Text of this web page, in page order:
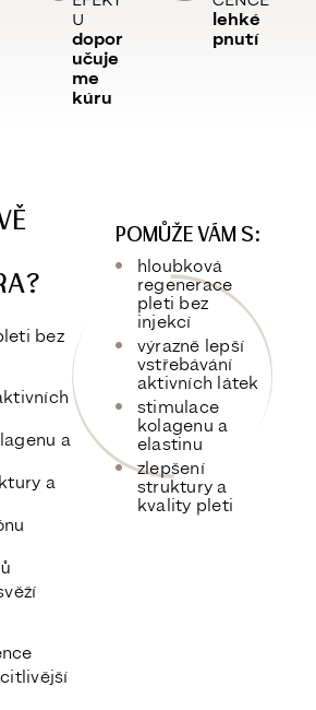
U
dopor
učuje
me
kúru
lehké
pnutí
bez
a
a
POMŮŽE VÁM S:
hloubková
regenerace
pleti bez
injekcí
výrazně lepší
vstřebávání
aktivních látek
stimulace
kolagenu a
elastinu
zlepšení
struktury a
kvality pleti